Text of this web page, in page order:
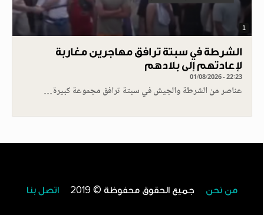
1
الشرطة في سبتة ترافق مهاجرين مغاربة
لإعادتهم إلى بلادهم
01/08/2026 - 22:23
عناصر من الشرطة والجيش في سبتة ترافق مجموعة كبيرة…
من نحن جميع الحقوق محفوظة © 2019 اتصل بنا